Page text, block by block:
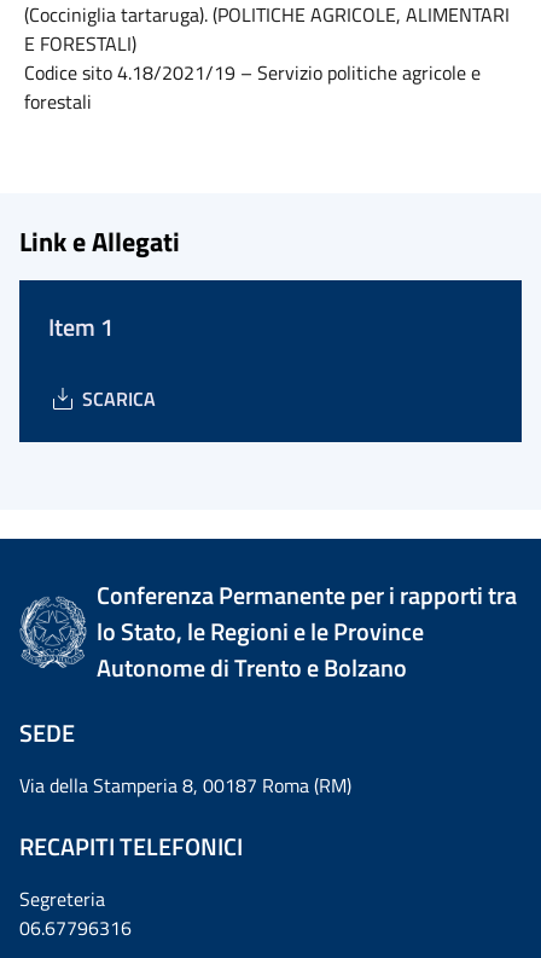
(Cocciniglia tartaruga). (POLITICHE AGRICOLE, ALIMENTARI
E FORESTALI)
Codice sito 4.18/2021/19 – Servizio politiche agricole e
forestali
Link e Allegati
Item 1
SCARICA
Conferenza Permanente per i rapporti tra
lo Stato, le Regioni e le Province
Autonome di Trento e Bolzano
SEDE
Via della Stamperia 8, 00187 Roma (RM)
RECAPITI TELEFONICI
Segreteria
06.67796316